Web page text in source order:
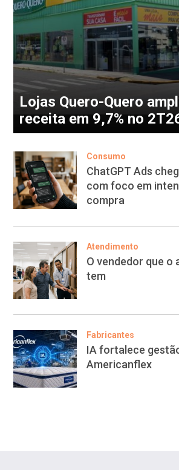
Lojas Quero-Quero
receita em 9,7% no
Consumo
ChatGPT Ads
com foco em
compra
Atendimento
O vendedor que o
tem
Fabricantes
IA fortalece
Americanflex